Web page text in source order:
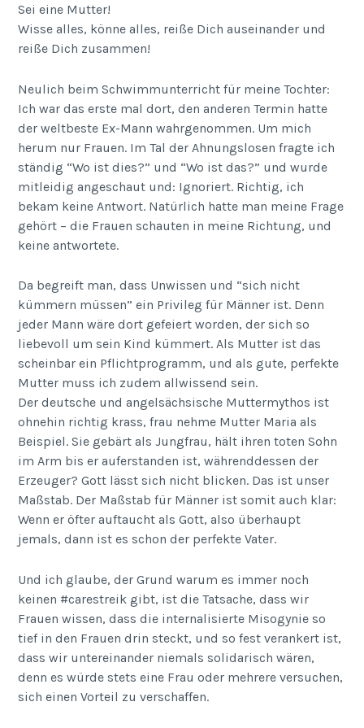
Sei eine Mutter!
Wisse alles, könne alles, reiße Dich auseinander und
reiße Dich zusammen!
Neulich beim Schwimmunterricht für meine Tochter:
Ich war das erste mal dort, den anderen Termin hatte
der weltbeste Ex-Mann wahrgenommen. Um mich
herum nur Frauen. Im Tal der Ahnungslosen fragte ich
ständig “Wo ist dies?” und “Wo ist das?” und wurde
mitleidig angeschaut und: Ignoriert. Richtig, ich
bekam keine Antwort. Natürlich hatte man meine Frage
gehört – die Frauen schauten in meine Richtung, und
keine antwortete.
Da begreift man, dass Unwissen und “sich nicht
kümmern müssen” ein Privileg für Männer ist. Denn
jeder Mann wäre dort gefeiert worden, der sich so
liebevoll um sein Kind kümmert. Als Mutter ist das
scheinbar ein Pflichtprogramm, und als gute, perfekte
Mutter muss ich zudem allwissend sein.
Der deutsche und angelsächsische Muttermythos ist
ohnehin richtig krass, frau nehme Mutter Maria als
Beispiel. Sie gebärt als Jungfrau, hält ihren toten Sohn
im Arm bis er auferstanden ist, währenddessen der
Erzeuger? Gott lässt sich nicht blicken. Das ist unser
Maßstab. Der Maßstab für Männer ist somit auch klar:
Wenn er öfter auftaucht als Gott, also überhaupt
jemals, dann ist es schon der perfekte Vater.
Und ich glaube, der Grund warum es immer noch
keinen #carestreik gibt, ist die Tatsache, dass wir
Frauen wissen, dass die internalisierte Misogynie so
tief in den Frauen drin steckt, und so fest verankert ist,
dass wir untereinander niemals solidarisch wären,
denn es würde stets eine Frau oder mehrere versuchen,
sich einen Vorteil zu verschaffen.